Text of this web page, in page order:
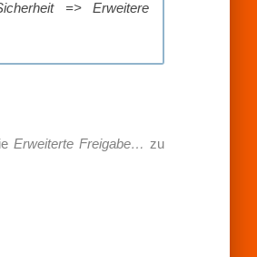
=>
Erweitere
Erweiterte Freigabe… zu